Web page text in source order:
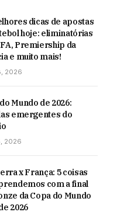
dicas de apostas
hoje: eliminatórias
Premiership da
e muito mais!
2026
Mundo de 2026:
emergentes do
2026
x França: 5 coisas
com a final
da Copa do Mundo
2026